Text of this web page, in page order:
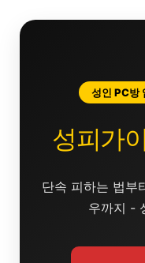
성인 PC방
성피가
단속 피하는 법부
우까지 -